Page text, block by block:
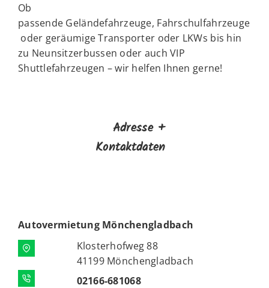
Ob
passende Geländefahrzeuge, Fahrschulfahrzeuge
oder geräumigeTransporter oder LKWs bis hin
zu Neunsitzerbussen oder auchVIP
Shuttlefahrzeugen – wir helfen Ihnen gerne!
Adresse +
Kontaktdaten
Autovermietung Mönchengladbach
Klosterhofweg 88
41199 Mönchengladbach
02166-681068